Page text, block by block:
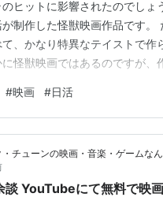
ヒットに影響されたのでしょ
が制作した怪獣映画作品です。
、かなり特異なテイストで作
怪獣映画ではあるのですが、
主演の川地民夫さんと山本陽
ども向けスペクタクル作品” に
然でした。 あとは、特撮の
ネーミング。さらには美樹克
の感性では衝撃的？でした。 い
#映画 #日活
・チューンの映画・音楽・ゲームなん
YouTubeにて無料で映